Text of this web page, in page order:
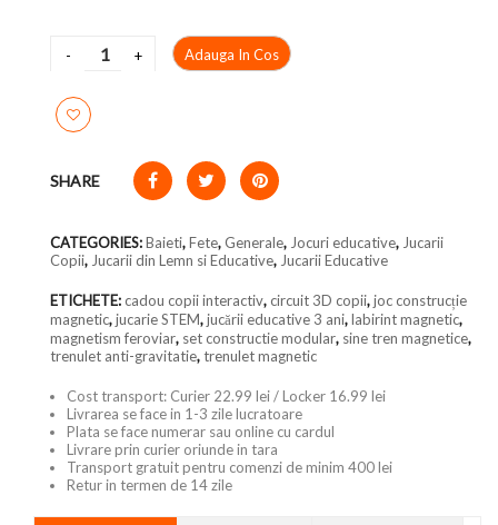
Adauga In Cos
SHARE
CATEGORIES:Baieti,Fete, Generale, Jocuri educative, Jucarii
Copii, Jucarii din Lemn si Educative, Jucarii Educative
ETICHETE:cadou copii interactiv,circuit 3D copii,joc construcție
magnetic,jucarie STEM,jucării educative 3 ani,labirint magnetic,
magnetism feroviar, set constructie modular, sine tren magnetice,
trenulet anti-gravitatie,trenulet magnetic
Cost transport: Curier 22.99 lei / Locker 16.99 lei
Livrarea se face in 1-3 zile lucratoare
Plata se face numerar sau online cu cardul
Livrare prin curier oriunde in tara
Transport gratuit pentru comenzi de minim 400 lei
Retur in termen de 14 zile